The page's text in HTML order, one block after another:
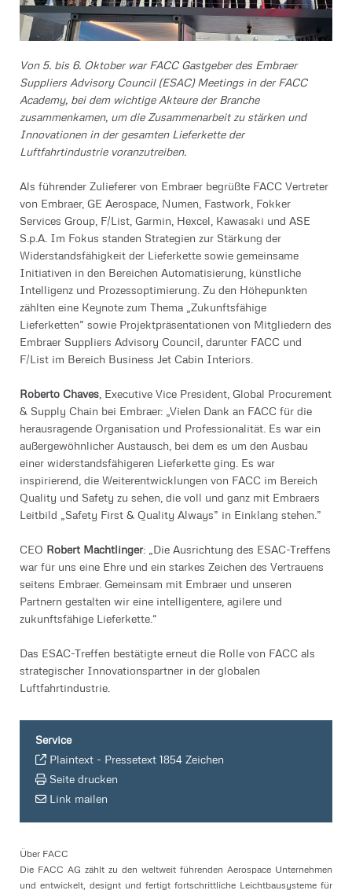
Von 5. bis 6. Oktober war FACC Gastgeber des Embraer
Suppliers Advisory Council (ESAC) Meetings in der FACC
Academy, bei dem wichtige Akteure der Branche
zusammenkamen, um die Zusammenarbeit zu stärken und
Innovationen in der gesamten Lieferkette der
Luftfahrtindustrie voranzutreiben.
Als führender Zulieferer von Embraer begrüßte FACC Vertreter
von Embraer, GE Aerospace, Numen, Fastwork, Fokker
Services Group, F/List, Garmin, Hexcel, Kawasaki und ASE
S.p.A. Im Fokus standen Strategien zur Stärkung der
Widerstandsfähigkeit der Lieferkette sowie gemeinsame
Initiativen in den Bereichen Automatisierung, künstliche
Intelligenz und Prozessoptimierung. Zu den Höhepunkten
zählten eine Keynote zum Thema „Zukunftsfähige
Lieferketten” sowie Projektpräsentationen von Mitgliedern des
Embraer Suppliers Advisory Council, darunter FACC und
F/List im Bereich Business Jet Cabin Interiors.
Roberto Chaves , Executive Vice President, Global Procurement
& Supply Chain bei Embraer: „Vielen Dank an FACC für die
herausragende Organisation und Professionalität. Es war ein
außergewöhnlicher Austausch, bei dem es um den Ausbau
einer widerstandsfähigeren Lieferkette ging. Es war
inspirierend, die Weiterentwicklungen von FACC im Bereich
Quality und Safety zu sehen, die voll und ganz mit Embraers
Leitbild „Safety First & Quality Always” in Einklang stehen.”
CEO Robert Machtlinger: „Die Ausrichtung des ESAC-Treffens
war für uns eine Ehre und ein starkes Zeichen des Vertrauens
seitens Embraer. Gemeinsam mit Embraer und unseren
Partnern gestalten wir eine intelligentere, agilere und
zukunftsfähige Lieferkette.“
Das ESAC-Treffen bestätigte erneut die Rolle von FACC als
strategischer Innovationspartner in der globalen
Luftfahrtindustrie.
Service
Plaintext - Pressetext 1854 Zeichen
Seite drucken
Link mailen
Über FACC
Die FACC AG zählt zu den weltweit führenden Aerospace Unternehmen
und entwickelt, designt und fertigt fortschrittliche Leichtbausysteme für